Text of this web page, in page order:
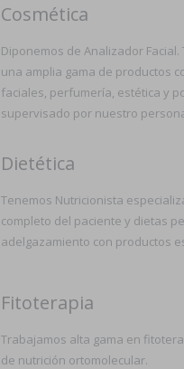
Cosmética
Diponemos de Analizador
una amplia gama de productos
faciales, perfumería, estética y
supervisado por nuestro
Dietética
Tenemos Nutricionista
completo del paciente y dietas
adelgazamiento con productos
Fitoterapia
Trabajamos alta gama en
de nutrición ortomolecular.